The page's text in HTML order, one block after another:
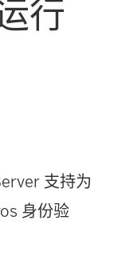
行
支持为
身份验